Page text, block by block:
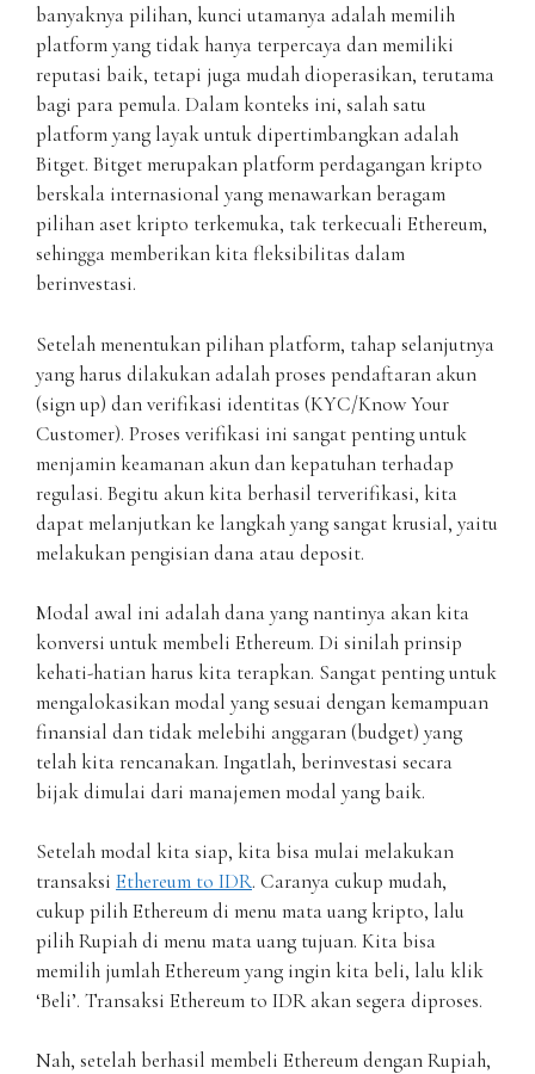
banyaknya pilihan, kunci utamanya adalah memilih
platform yang tidak hanya terpercaya dan memiliki
reputasi baik, tetapi juga mudah dioperasikan, terutama
bagi para pemula. Dalam konteks ini, salah satu
platform yang layak untuk dipertimbangkan adalah
Bitget. Bitget merupakan platform perdagangan kripto
berskala internasional yang menawarkan beragam
pilihan aset kripto terkemuka, tak terkecuali Ethereum,
sehingga memberikan kita fleksibilitas dalam
berinvestasi.
Setelah menentukan pilihan platform, tahap selanjutnya
yang harus dilakukan adalah proses pendaftaran akun
(sign up) dan verifikasi identitas (KYC/Know Your
Customer). Proses verifikasi ini sangat penting untuk
menjamin keamanan akun dan kepatuhan terhadap
regulasi. Begitu akun kita berhasil terverifikasi, kita
dapat melanjutkan ke langkah yang sangat krusial, yaitu
melakukan pengisian dana atau deposit.
Modal awal ini adalah dana yang nantinya akan kita
konversi untuk membeli Ethereum. Di sinilah prinsip
kehati-hatian harus kita terapkan. Sangat penting untuk
mengalokasikan modal yang sesuai dengan kemampuan
finansial dan tidak melebihi anggaran (budget) yang
telah kita rencanakan. Ingatlah, berinvestasi secara
bijak dimulai dari manajemen modal yang baik.
Setelah modal kita siap, kita bisa mulai melakukan
transaksi Ethereum to IDR. Caranya cukup mudah,
cukup pilih Ethereum di menu mata uang kripto, lalu
pilih Rupiah di menu mata uang tujuan. Kita bisa
memilih jumlah Ethereum yang ingin kita beli, lalu klik
‘Beli’. Transaksi Ethereum to IDR akan segera diproses.
Nah, setelah berhasil membeli Ethereum dengan Rupiah,